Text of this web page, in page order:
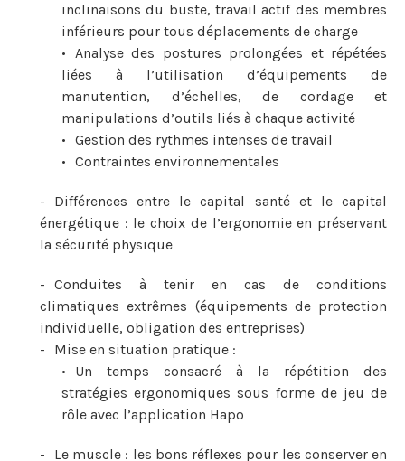
inclinaisons du buste, travail actif des membres
inférieurs pour tous déplacements de charge
Analyse des postures prolongées et répétées
liées à l’utilisation d’équipements de
manutention, d’échelles, de cordage et
manipulations d’outils liés à chaque activité
Gestion des rythmes intenses de travail
Contraintes environnementales
Différences entre le capital santé et le capital
énergétique : le choix de l’ergonomie en préservant
la sécurité physique
Conduites à tenir en cas de conditions
climatiques extrêmes (équipements de protection
individuelle, obligation des entreprises)
Mise en situation pratique :
Un temps consacré à la répétition des
stratégies ergonomiques sous forme de jeu de
rôle avec l’application Hapo
Le muscle : les bons réflexes pour les conserver en